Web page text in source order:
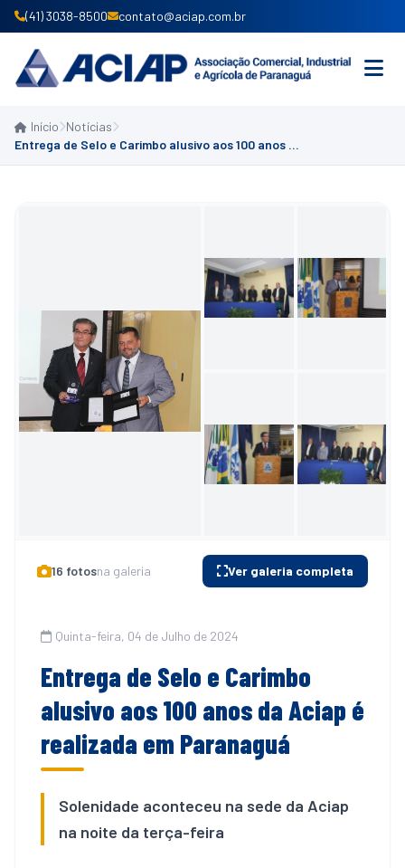
(41) 3038-8500 contato@aciap.com.br
INICIO
NOTÍCIAS
Início Notícias
Entrega de Selo e Carimbo alusivo aos 100 anos da Aciap é realizada em Paranaguá
Álbum de
Imagens
16 fotosna galeria Ver galeria completa
Quinta-feira, 04 de Julho de 2024
Entrega de Selo e Carimbo
alusivo aos 100 anos da Aciap é
realizada em Paranaguá
Solenidade aconteceu na sede da Aciap
na noite da terça-feira